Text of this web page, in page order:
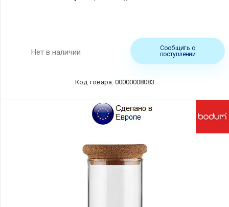
Нет в наличии
Сообщить о
поступлении
Код товара: 00000008083